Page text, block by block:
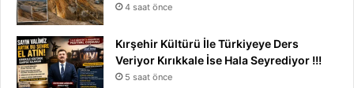
4 saat önce
Kırşehir Kültürü İle Türkiyeye Ders
Veriyor Kırıkkale İse Hala Seyrediyor !!!
5 saat önce